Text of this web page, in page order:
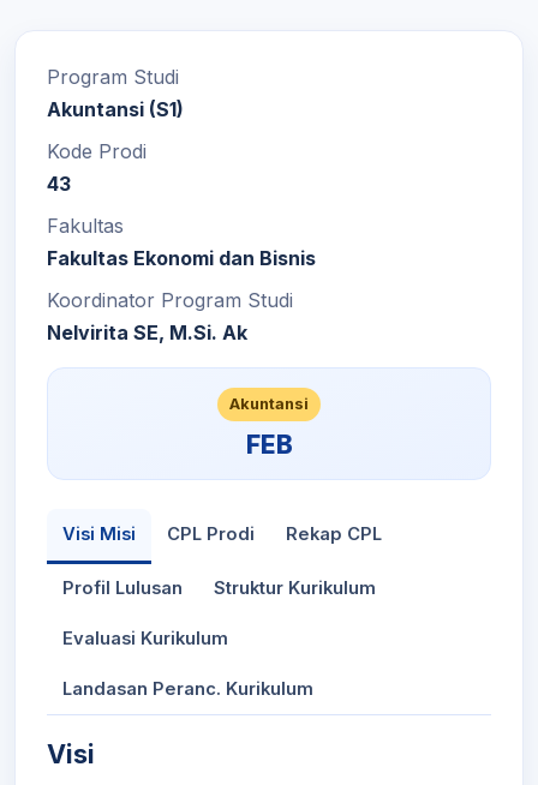
Program Studi
Akuntansi (S1)
Kode Prodi
43
Fakultas
Fakultas Ekonomi dan Bisnis
Koordinator Program Studi
Nelvirita SE, M.Si. Ak
Akuntansi
FEB
Visi Misi CPL Prodi Rekap CPL
Profil Lulusan Struktur Kurikulum
Evaluasi Kurikulum
Landasan Peranc. Kurikulum
Visi